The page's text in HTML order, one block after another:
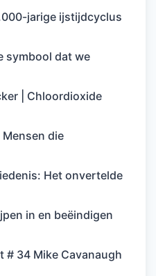
jarige ijstijdcyclus
symbool dat we
| Chloordioxide
die
Het onvertelde
in en beëindigen
# 34 Mike Cavanaugh